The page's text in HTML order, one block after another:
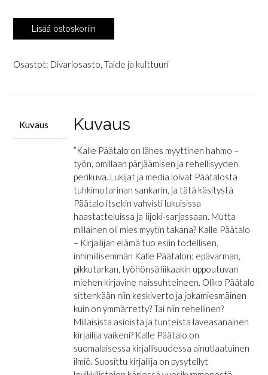
12,00 €.
Ylönen,
Ritva:
Päätalo
Lisää ostoskoriin
Osastot: Divariosasto, Taide ja kulttuuri
Kuvaus Kuvaus
”Kalle Päätalo on lähes myyttinen hahmo –
työn, omillaan pärjäämisen ja rehellisyyden
perikuva. Lukijat ja media loivat Päätalosta
tuhkimotarinan sankarin, ja tätä käsitystä
Päätalo itsekin vahvisti lukuisissa
haastatteluissa ja Iijoki-sarjassaan. Mutta
millainen oli mies myytin takana? Kalle Päätalo
– Kirjailijan elämä tuo esiin todellisen,
inhimillisemmän Kalle Päätalon: epävarman,
pikkutarkan, työhönsä liikaakin uppoutuvan
miehen kirjavine naissuhteineen. Oliko Päätalo
sittenkään niin keskiverto ja jokamiesmäinen
kuin on ymmärretty? Tai niin rehellinen?
Millaisista asioista ja tunteista laveasanainen
kirjailija vaikeni? Kalle Päätalo on
suomalaisessa kirjallisuudessa ainutlaatuinen
ilmiö. Suosittu kirjailija on pysytellyt